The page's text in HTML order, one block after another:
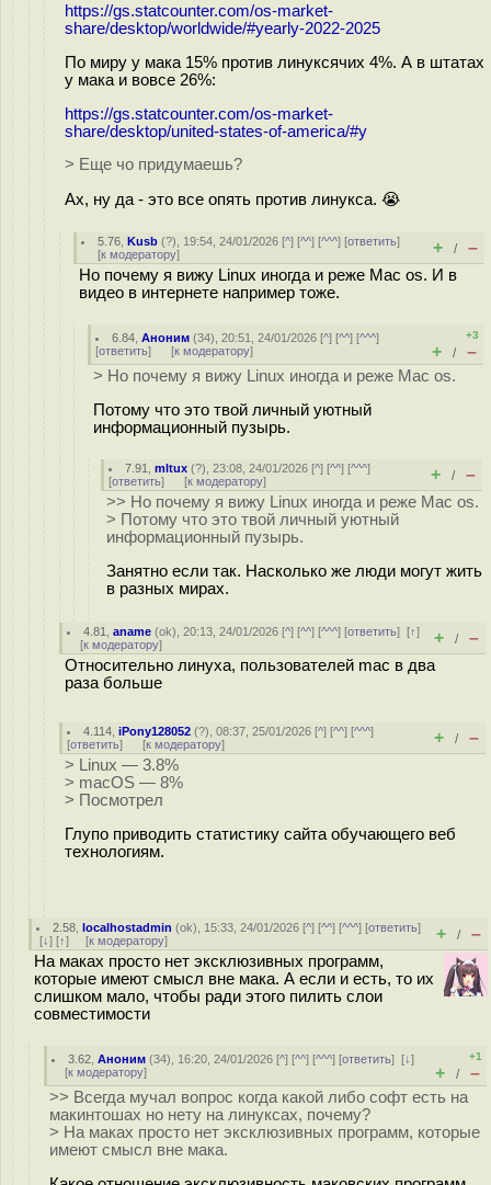
https://gs.statcounter.com/os-market-
share/desktop/worldwide/#yearly-2022-2025
По миру у мака 15% против линуксячих 4%. А в штатах
у мака и вовсе 26%:
https://gs.statcounter.com/os-market-
share/desktop/united-states-of-america/#y
> Еще чо придумаешь?
Ах, ну да - это все опять против линукса. 😭
5.76 ,Kusb (?), 19:54, 24/01/2026 [^] [^^] [^^^] [ответить]
[к модератору] + / –
Но почему я вижу Linux иногда и реже Mac os. И в
видео в интернете например тоже.
6.84 ,Аноним (34), 20:51, 24/01/2026 [^] [^^] [^^^]
[ответить] [к модератору]
+3
+ / –
> Но почему я вижу Linux иногда и реже Mac os.
Потому что это твой личный уютный
информационный пузырь.
7.91 ,mltux (?), 23:08, 24/01/2026 [^] [^^] [^^^]
[ответить] [к модератору] + / –
>> Но почему я вижу Linux иногда и реже Mac os.
> Потому что это твой личный уютный
информационный пузырь.
Занятно если так. Насколько же люди могут жить
в разных мирах.
4.81 ,aname (ok), 20:13, 24/01/2026 [^] [^^] [^^^] [ответить][↑]
[к модератору] + / –
Относительно линуха, пользователей mac в два
раза больше
4.114 ,iPony128052 (?), 08:37, 25/01/2026 [^] [^^] [^^^]
[ответить] [к модератору] + / –
> Linux — 3.8%
> macOS — 8%
> Посмотрел
Глупо приводить статистику сайта обучающего веб
технологиям.
2.58 ,localhostadmin (ok), 15:33, 24/01/2026 [^] [^^] [^^^] [ответить]
[↓] [↑] [к модератору] + / –
На маках просто нет эксклюзивных программ,
которые имеют смысл вне мака. А если и есть, то их
слишком мало, чтобы ради этого пилить слои
совместимости
3.62 ,Аноним (34), 16:20, 24/01/2026 [^] [^^] [^^^] [ответить][↓]
[к модератору]
+1
+ / –
>> Всегда мучал вопрос когда какой либо софт есть на
макинтошах но нету на линуксах, почему?
> На маках просто нет эксклюзивных программ, которые
имеют смысл вне мака.